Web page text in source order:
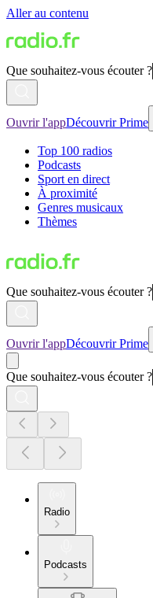
Aller au contenu
Que souhaitez-vous écouter ?
Ouvrir l'appDécouvrir Prime
Top 100 radios
Podcasts
Sport en direct
À proximité
Genres musicaux
Thèmes
Que souhaitez-vous écouter ?
Ouvrir l'appDécouvrir Prime
Que souhaitez-vous écouter ?
Radio
Podcasts